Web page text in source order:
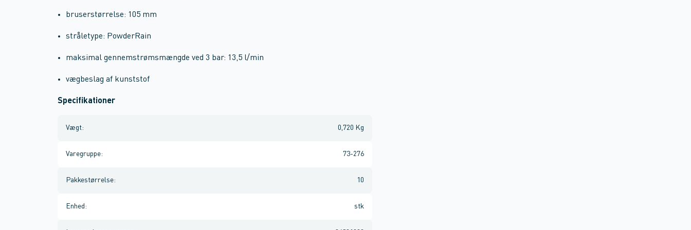
bruserstørrelse: 105 mm
stråletype: PowderRain
maksimal gennemstrømsmængde ved 3 bar: 13,5 l/min
vægbeslag af kunststof
Specifikationer
Vægt: 0,720 Kg
Varegruppe: 73-276
Pakkestørrelse: 10
Enhed : stk